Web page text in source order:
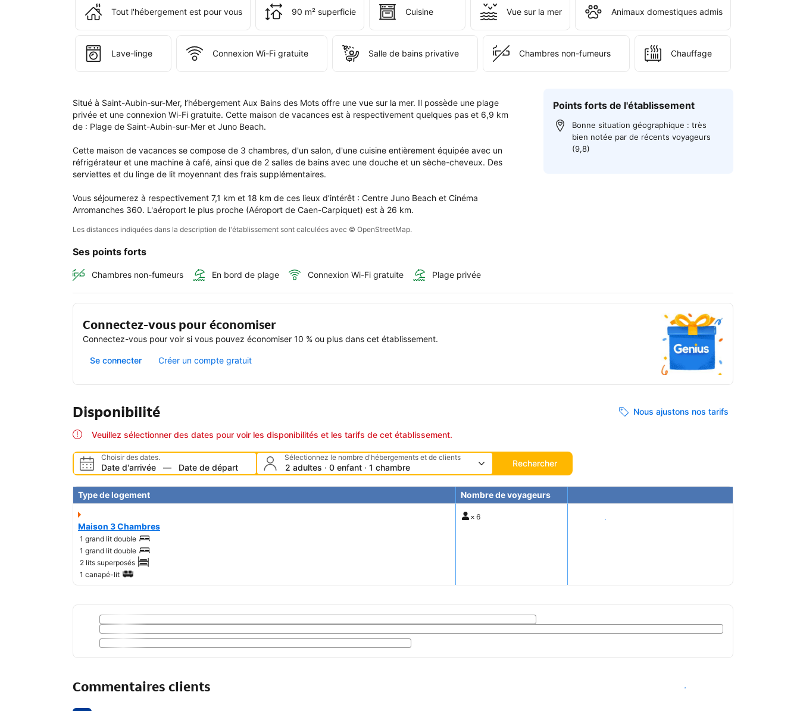
Aux
des
Mots.
Tout l'hébergement est pour vous 90 m² superficie Cuisine Vue sur la mer Animaux domestiques admis
Lave-linge Connexion Wi-Fi gratuite Salle de bains privative Chambres non-fumeurs Chauffage
Situé à Saint-Aubin-sur-Mer, l’hébergement Aux Bains des Mots offre une vue sur la mer. Il possède une plage
privée et une connexion Wi-Fi gratuite. Cette maison de vacances est à respectivement quelques pas et 6,9 km
de : Plage de Saint-Aubin-sur-Mer et Juno Beach.
Cette maison de vacances se compose de 3 chambres, d'un salon, d'une cuisine entièrement équipée avec un
réfrigérateur et une machine à café, ainsi que de 2 salles de bains avec une douche et un sèche-cheveux. Des
serviettes et du linge de lit moyennant des frais supplémentaires.
Vous séjournerez à respectivement 7,1 km et 18 km de ces lieux d’intérêt : Centre Juno Beach et Cinéma
Arromanches 360. L'aéroport le plus proche (Aéroport de Caen-Carpiquet) est à 26 km.
Les distances indiquées dans la description de l'établissement sont calculées avec © OpenStreetMap.
Ses points forts
Chambres non-fumeurs En bord de plage Connexion Wi-Fi gratuite Plage privée
Points forts de l'établissement
Bonne situation géographique : très
bien notée par de récents voyageurs
(9,8)
Connectez-vous pour économiser
Connectez-vous pour voir si vous pouvez économiser 10 % ou plus dans cet établissement.
Se connecter Créer un compte gratuit
Disponibilité Nous ajustons nos tarifs
Veuillez sélectionner des dates pour voir les disponibilités et les tarifs de cet établissement.
Choisir des dates.
Date d'arrivée — Date de départ
Sélectionnez le nombre d'hébergements et de clients
2 adultes · 0 enfant · 1 chambre Rechercher
Type de logement Nombre de voyageurs
Maison 3 Chambres
1 grand lit double
1 grand lit double
2 lits superposés
1 canapé-lit
× 6 Voir les tarifs
Commentaires clients Voir les disponibilités